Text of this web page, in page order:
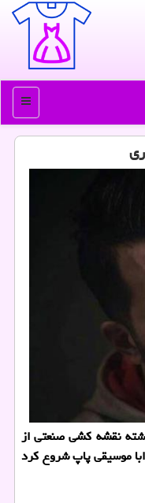
منو
نقشه كشی صنعتی از
موسیقی پاپ شروع كرد